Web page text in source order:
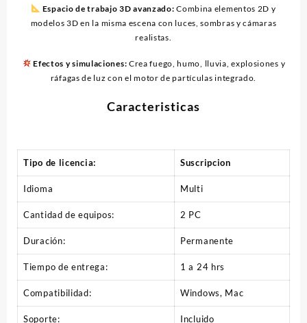
Espacio de trabajo 3D avanzado: Combina elementos 2D y
modelos 3D en la misma escena con luces, sombras y cámaras
realistas.
Efectos y simulaciones: Crea fuego, humo, lluvia, explosiones y
ráfagas de luz con el motor de partículas integrado.
Caracteristicas
Tipo de licencia: Suscripcion
Idioma Multi
Cantidad de equipos: 2 PC
Duración: Permanente
Tiempo de entrega: 1 a 24 hrs
Compatibilidad: Windows, Mac
Soporte: Incluido